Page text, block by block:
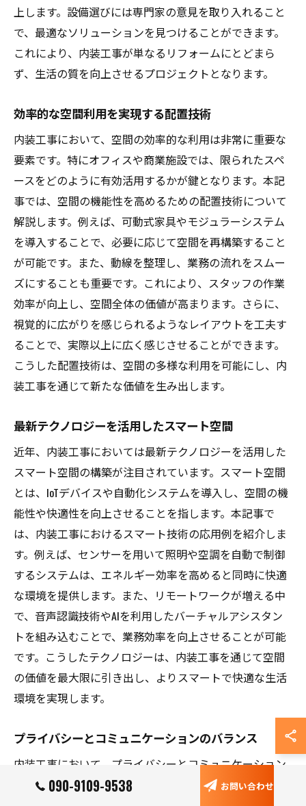
上します。設備選びには専門家の意見を取り入れること
で、最適なソリューションを見つけることができます。
これにより、内装工事が単なるリフォームにとどまら
ず、生活の質を向上させるプロジェクトとなります。
効率的な空間利用を実現する配置技術
内装工事において、空間の効率的な利用は非常に重要な
要素です。特にオフィスや商業施設では、限られたスペ
ースをどのように有効活用するかが鍵となります。本記
事では、空間の機能性を高めるための配置技術について
解説します。例えば、可動式家具やモジュラーシステム
を導入することで、必要に応じて空間を再構築すること
が可能です。また、動線を整理し、業務の流れをスムー
ズにすることも重要です。これにより、スタッフの作業
効率が向上し、空間全体の価値が高まります。さらに、
視覚的に広がりを感じられるようなレイアウトを工夫す
ることで、実際以上に広く感じさせることができます。
こうした配置技術は、空間の多様な利用を可能にし、内
装工事を通じて新たな価値を生み出します。
最新テクノロジーを活用したスマート空間
近年、内装工事においては最新テクノロジーを活用した
スマート空間の構築が注目されています。スマート空間
とは、IoTデバイスや自動化システムを導入し、空間の機
能性や快適性を向上させることを指します。本記事で
は、内装工事におけるスマート技術の応用例を紹介しま
す。例えば、センサーを用いて照明や空調を自動で制御
するシステムは、エネルギー効率を高めると同時に快適
な環境を提供します。また、リモートワークが増える中
で、音声認識技術やAIを利用したバーチャルアシスタン
トを組み込むことで、業務効率を向上させることが可能
です。こうしたテクノロジーは、内装工事を通じて空間
の価値を最大限に引き出し、よりスマートで快適な生活
環境を実現します。
プライバシーとコミュニケーションのバランス
内装工事において、プライバシーとコミュニケーション
のバランスを取ることは非常に重要です。特にオフィス
090-9109-9538 お問い合わせ